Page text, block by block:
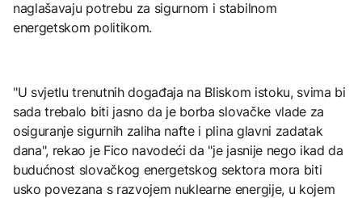
naglašavaju potrebu za sigurnom i stabilnom
energetskom politikom.
"U svjetlu trenutnih događaja na Bliskom istoku, svima bi
sada trebalo biti jasno da je borba slovačke vlade za
osiguranje sigurnih zaliha nafte i plina glavni zadatak
dana", rekao je Fico navodeći da "je jasnije nego ikad da
budućnost slovačkog energetskog sektora mora biti
usko povezana s razvojem nuklearne energije, u kojem